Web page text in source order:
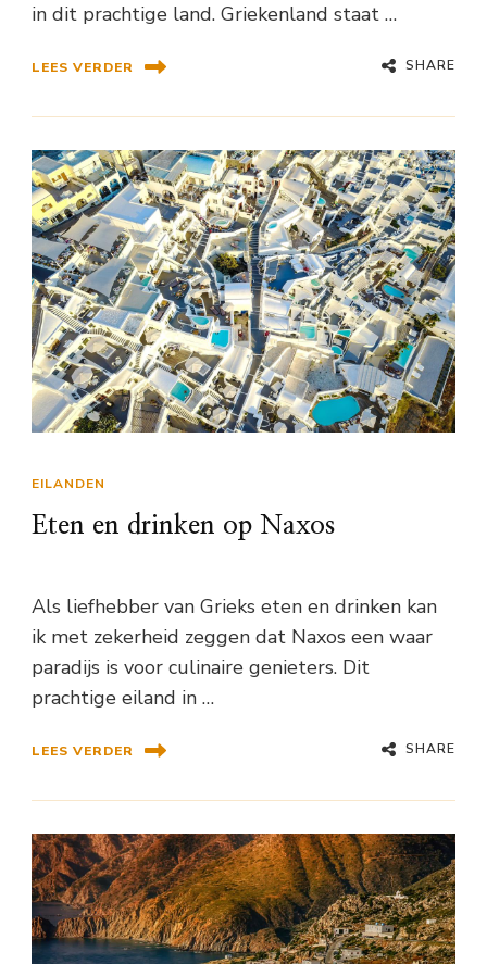
in dit prachtige land. Griekenland staat …
LEES VERDER SHARE
EILANDEN
Eten en drinken op Naxos
Als liefhebber van Grieks eten en drinken kan
ik met zekerheid zeggen dat Naxos een waar
paradijs is voor culinaire genieters. Dit
prachtige eiland in …
LEES VERDER SHARE